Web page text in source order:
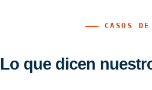
CASOS
Lo que dicen